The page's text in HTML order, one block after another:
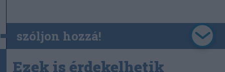
szóljon hozzá!
Ezek is érdekelhetik